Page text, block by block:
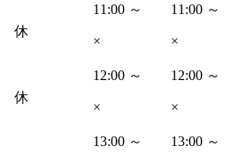
休
11:00 ～
×
11:00 ～
×
休
12:00 ～
×
12:00 ～
×
13:00 ～ 13:00 ～